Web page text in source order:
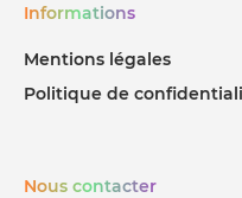
Informations
Mentions légales
Politique de
Nous contacter